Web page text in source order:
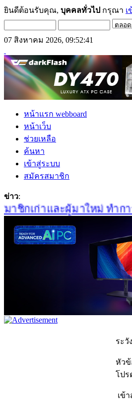
ยินดีต้อนรับคุณ, บุคคลทั่วไป กรุณา เ
07 สิงหาคม 2026, 09:52:41
หน้าแรก webboard
หน้าเว็บ
ช่วยเหลือ
ค้นหา
เข้าสู่ระบบ
สมัครสมาชิก
ข่าว:
ชิกเก่าและผู้มาใหม่ ทำการ
ระวั
หัว
โปร
เข้